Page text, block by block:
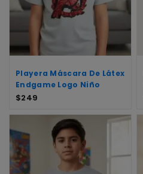
Playera Máscara De Látex
Endgame Logo Niño
$249